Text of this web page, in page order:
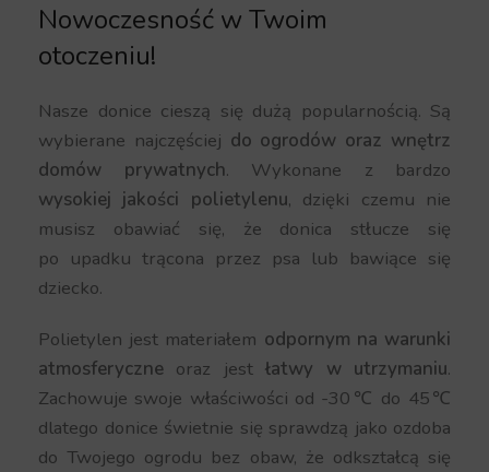
Nowoczesność w Twoim
otoczeniu!
Nasze donice cieszą się dużą popularnością. Są
wybierane najczęściej do ogrodów oraz wnętrz
domów prywatnych. Wykonane z bardzo
wysokiej jakości polietylenu, dzięki czemu nie
musisz obawiać się, że donica stłucze się
po upadku trącona przez psa lub bawiące się
dziecko.
Polietylen jest materiałem odpornym na warunki
atmosferyczne oraz jestłatwy w utrzymaniu.
Zachowuje swoje właściwości od -30℃ do 45℃
dlatego donice świetnie się sprawdzą jako ozdoba
do Twojego ogrodu bez obaw, że odkształcą się